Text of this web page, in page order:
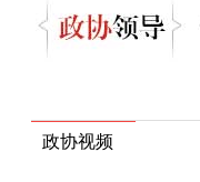
政协视频